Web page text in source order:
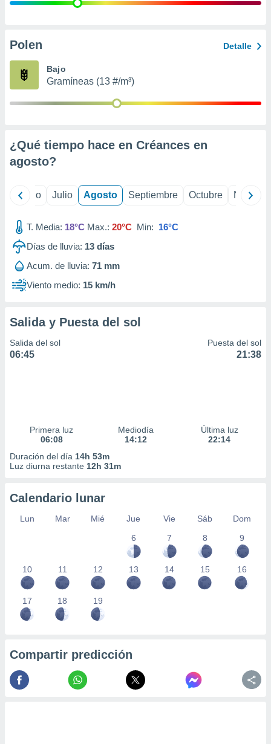
publicidad
de
Polen Detalle
Bajo
Gramíneas (13 #/m³)
¿Qué tiempo hace en Créances en
agosto?
Junio Julio Agosto Septiembre Octubre
T. Media: 18°C Max.: 20°C Min: 16°C
Días de lluvia: 13 días
Acum. de lluvia: 71 mm
Viento medio: 15 km/h
Salida y Puesta del sol
Salida del sol
06:45
Puesta del sol
21:38
Primera luz
06:08
Mediodía
14:12
Última luz
22:14
Duración del día 14h 53m
Luz diurna restante 12h 31m
Calendario lunar
Lun Mar Mié Jue Vie Sáb
Dom
6
7 8 9
10 11 12 13 14 15 16
17 18 19
Compartir predicción